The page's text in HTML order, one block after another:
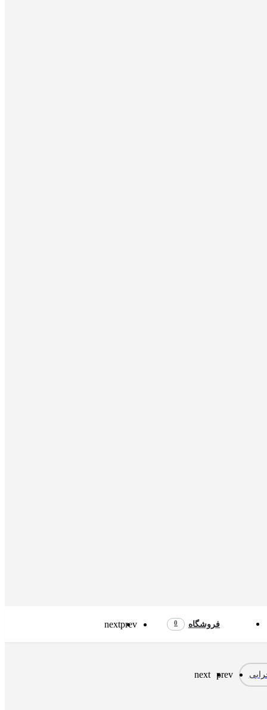
فروشگاه 0
prev
next
prev
next